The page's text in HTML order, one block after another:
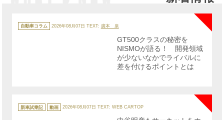
テ
ゴ
自動車コラム 2026年08月07日 TEXT: 廣本 泉
NEW
GT500クラスの秘密を
NISMOが語る！ 開発領域
が少ないなかでライバルに
差を付けるポイントとは
テ
ゴ
新車試乗記 動画 2026年08月07日 TEXT: WEB CARTOP